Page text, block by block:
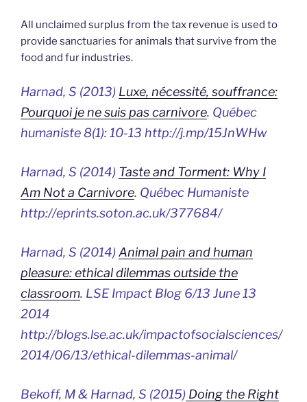
All unclaimed surplus from the tax revenue is used to
provide sanctuaries for animals that survive from the
food and fur industries.
Harnad, S (2013) Luxe, nécessité, souffrance:
Pourquoi je ne suis pas carnivore. Québec
humaniste 8(1): 10-13 http://j.mp/15JnWHw
Harnad, S (2014) Taste and Torment: Why I
Am Not a Carnivore. Québec Humaniste
http://eprints.soton.ac.uk/377684/
Harnad, S (2014) Animal pain and human
pleasure: ethical dilemmas outside the
classroom. LSE Impact Blog 6/13 June 13
2014
http://blogs.lse.ac.uk/impactofsocialsciences/
2014/06/13/ethical-dilemmas-animal/
Bekoff, M & Harnad, S (2015) Doing the Right